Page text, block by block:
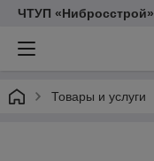
ЧТУП «Нибросстрой»
Товары и услуги